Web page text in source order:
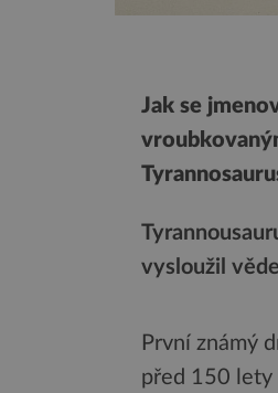
Jak se
vysloužil
První známý
před 150 lety